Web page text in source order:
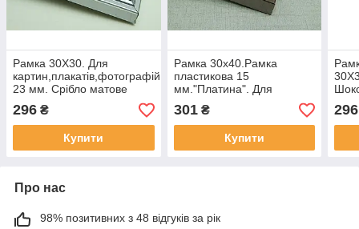
Рамка 30Х30. Для
картин,плакатів,фотографій
23 мм. Срібло матове
296 ₴
Купити
Рамка 30х40.Рамка
пластикова 15
мм."Платина". Для
фотографій, плакатів,
картин
301₴
Купити
296
Про нас
98% позитивних з 48 відгуків за рік